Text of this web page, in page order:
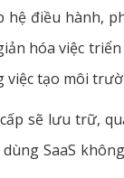
hệ điều hành,
hóa việc
tạo môi
cấp sẽ lưu trữ,
SaaS